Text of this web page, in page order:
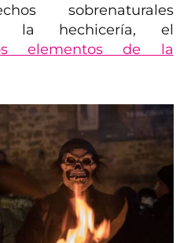
sobrenaturales
la hechicería, el
elementos de la